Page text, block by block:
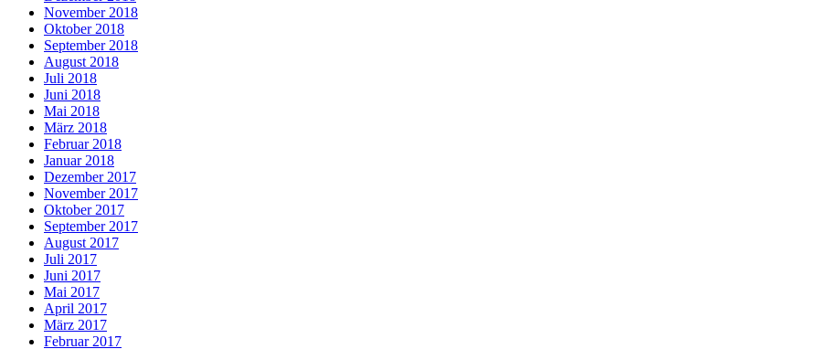
November 2018
Oktober 2018
September 2018
August 2018
Juli 2018
Juni 2018
Mai 2018
März 2018
Februar 2018
Januar 2018
Dezember 2017
November 2017
Oktober 2017
September 2017
August 2017
Juli 2017
Juni 2017
Mai 2017
April 2017
März 2017
Februar 2017